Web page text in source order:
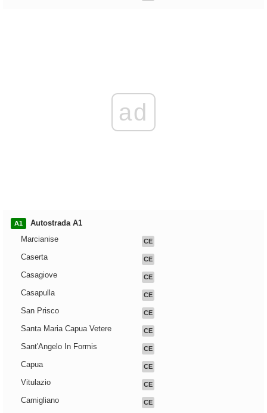
ad
A1
Autostrada A1
Marcianise
CE
Caserta CE
Casagiove CE
Casapulla CE
San Prisco CE
Santa Maria Capua Vetere CE
Sant'Angelo In Formis CE
Capua CE
Vitulazio CE
Camigliano CE